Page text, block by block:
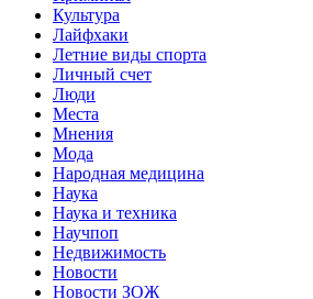
Культура
Лайфхаки
Летние виды спорта
Личный счет
Люди
Места
Мнения
Мода
Народная медицина
Наука
Наука и техника
Научпоп
Недвижимость
Новости
Новости ЗОЖ